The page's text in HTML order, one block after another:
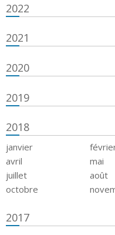
2022
2021
2020
2019
2018
janvier
avril
mai
juillet
août
octobre
2017